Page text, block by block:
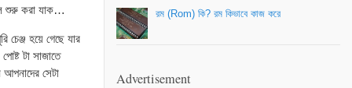
শুরু করা যাক…
হয়ে গেছে যার
টা সাজাতে
সেটা
রম (Rom) কি? রম কিভাবে কাজ করে
Advertisement